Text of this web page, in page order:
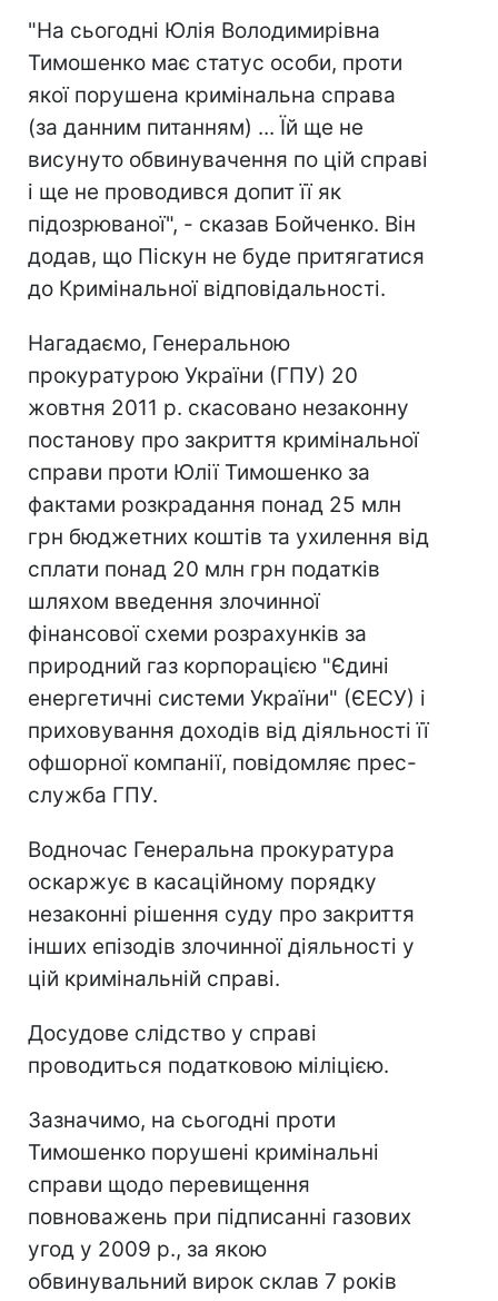
"На сьогодні Юлія Володимирівна
Тимошенко має статус особи, проти
якої порушена кримінальна справа
(за данним питанням) ... Їй ще не
висунуто обвинувачення по цій справі
і ще не проводився допит її як
підозрюваної", - сказав Бойченко. Він
додав, що Піскун не буде притягатися
до Кримінальної відповідальності.
Нагадаємо, Генеральною
прокуратурою України (ГПУ) 20
жовтня 2011 р. скасовано незаконну
постанову про закриття кримінальної
справи проти Юлії Тимошенко за
фактами розкрадання понад 25 млн
грн бюджетних коштів та ухилення від
сплати понад 20 млн грн податків
шляхом введення злочинної
фінансової схеми розрахунків за
природний газ корпорацією "Єдині
енергетичні системи України" (ЄЕСУ) і
приховування доходів від діяльності її
офшорної компанії, повідомляє прес-
служба ГПУ.
Водночас Генеральна прокуратура
оскаржує в касаційному порядку
незаконні рішення суду про закриття
інших епізодів злочинної діяльності у
цій кримінальній справі.
Досудове слідство у справі
проводиться податковою міліцією.
Зазначимо, на сьогодні проти
Тимошенко порушені кримінальні
справи щодо перевищення
повноважень при підписанні газових
угод у 2009 р., за якою
обвинувальний вирок склав 7 років